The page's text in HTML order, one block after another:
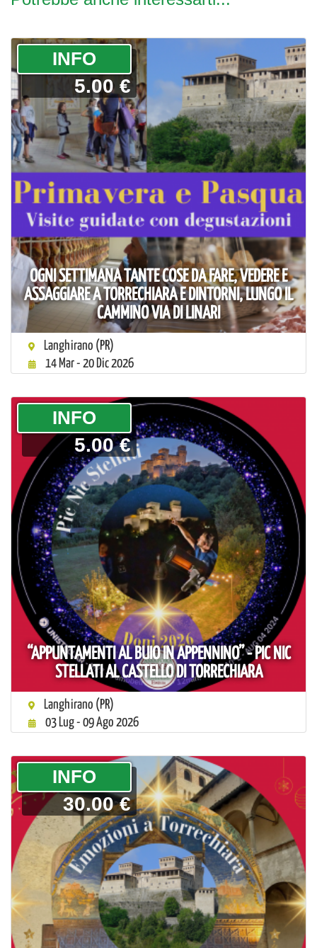
OGNI SETTIMANA TANTE COSE DA FARE, VEDERE E
ASSAGGIARE A TORRECHIARA E DINTORNI, LUNGO IL
CAMMINO VIA DI LINARI
­INFO
5.00 €
Langhirano (PR)
14 Mar - 20 Dic 2026
“APPUNTAMENTI AL BUIO IN APPENNINO” - PIC NIC
STELLATI AL CASTELLO DI TORRECHIARA
­INFO
5.00 €
Langhirano (PR)
03 Lug - 09 Ago 2026
­INFO
30.00 €